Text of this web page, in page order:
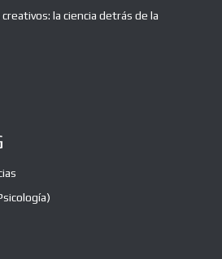
la ciencia detrás de la